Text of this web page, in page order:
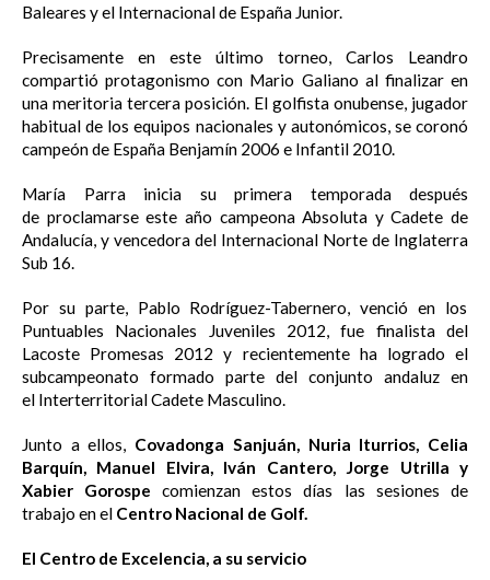
Baleares y el Internacional de España Junior.
Precisamente en este último torneo, Carlos Leandro
compartió protagonismo con Mario Galiano al finalizar en
una meritoria tercera posición. El golfista onubense, jugador
habitual de los equipos nacionales y autonómicos, se coronó
campeón de España Benjamín 2006 e Infantil 2010.
María Parra inicia su primera temporada después
de proclamarse este año campeona Absoluta y Cadete de
Andalucía, y vencedora del Internacional Norte de Inglaterra
Sub 16.
Por su parte, Pablo Rodríguez-Tabernero, venció en los
Puntuables Nacionales Juveniles 2012, fue finalista del
Lacoste Promesas 2012 y recientemente ha logrado el
subcampeonato formado parte del conjunto andaluz en
el Interterritorial Cadete Masculino.
Junto a ellos, Covadonga Sanjuán, Nuria Iturrios, Celia
Barquín, Manuel Elvira, Iván Cantero, Jorge Utrilla y
Xabier Gorospe comienzan estos días las sesiones de
trabajo en el Centro Nacional de Golf.
El Centro de Excelencia, a su servicio